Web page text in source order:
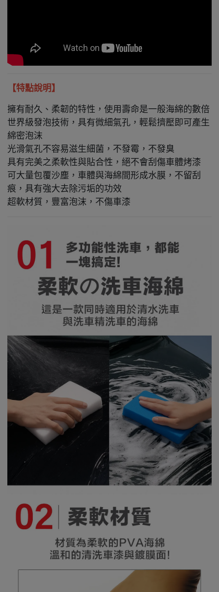
【特點說明】
擁有耐久、柔韌的特性，使用壽命是一般海綿的數倍
世界級發泡技術，具有微細氣孔，輕鬆擠壓即可產生
綿密泡沫
光滑氣孔不容易滋生細菌，不發霉，不發臭
具有完美之柔軟性與貼合性，絕不會刮傷車體烤漆
可大量包覆沙塵，車體與海綿間形成水膜，不留刮
痕，具有強大去除污垢的功效
超軟材質，豐富泡沫，不傷車漆